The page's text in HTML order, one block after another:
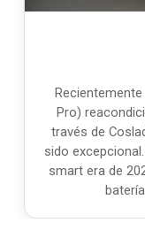
Pro)
través de
sido
smart era de